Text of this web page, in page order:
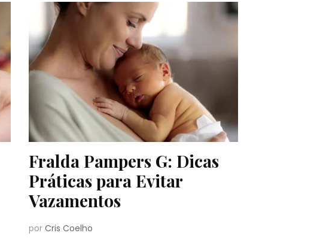
Fralda Pampers G: Dicas
Práticas para Evitar
Vazamentos
por Cris Coelho